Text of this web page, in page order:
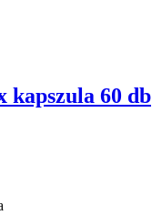
60 db